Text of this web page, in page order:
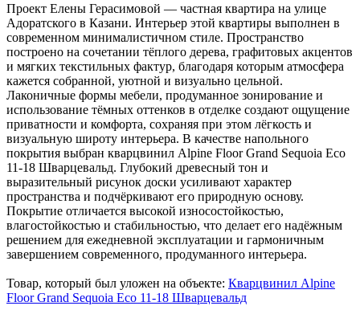
Проект Елены Герасимовой — частная квартира на улице
Адоратского в Казани. Интерьер этой квартиры выполнен в
современном минималистичном стиле. Пространство
построено на сочетании тёплого дерева, графитовых акцентов
и мягких текстильных фактур, благодаря которым атмосфера
кажется собранной, уютной и визуально цельной.
Лаконичные формы мебели, продуманное зонирование и
использование тёмных оттенков в отделке создают ощущение
приватности и комфорта, сохраняя при этом лёгкость и
визуальную широту интерьера. В качестве напольного
покрытия выбран кварцвинил Alpine Floor Grand Sequoia Eco
11-18 Шварцевальд. Глубокий древесный тон и
выразительный рисунок доски усиливают характер
пространства и подчёркивают его природную основу.
Покрытие отличается высокой износостойкостью,
влагостойкостью и стабильностью, что делает его надёжным
решением для ежедневной эксплуатации и гармоничным
завершением современного, продуманного интерьера.
Товар, который был уложен на объекте: Кварцвинил Alpine
Floor Grand Sequoia Eco 11-18 Шварцевальд